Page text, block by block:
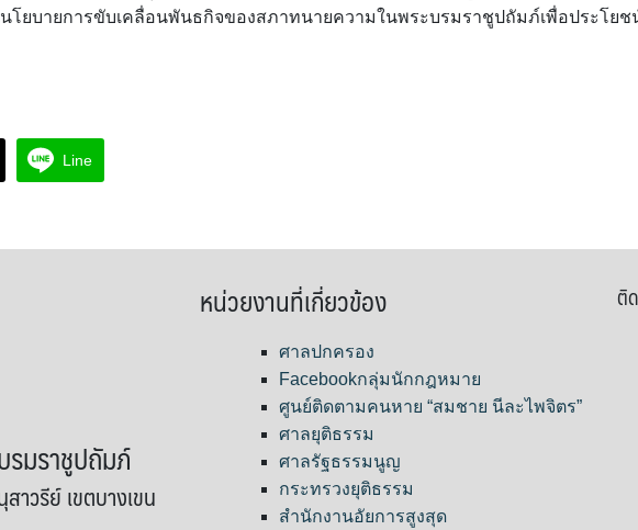
โยบายการขับเคลื่อนพันธกิจของสภาทนายความในพระบรมราชูปถัมภ์เพื่อประโยช
Line
รมราชูปถัมภ์
วรีย์ เขตบางเขน
หน่วยงานที่เกี่ยวข้อง
ศาลปกครอง
Facebookกลุ่มนักกฎหมาย
ศูนย์ติดตามคนหาย “สมชาย นีละไพจิตร”
ศาลยุติธรรม
ศาลรัฐธรรมนูญ
กระทรวงยุติธรรม
สำนักงานอัยการสูงสุด
ติ